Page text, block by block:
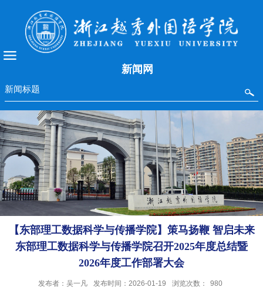
新闻网
【东部理工数据科学与传播学院】策马扬鞭 智启未来
东部理工数据科学与传播学院召开2025年度总结暨
2026年度工作部署大会
发布者：吴一凡 发布时间：2026-01-19 浏览次数： 980